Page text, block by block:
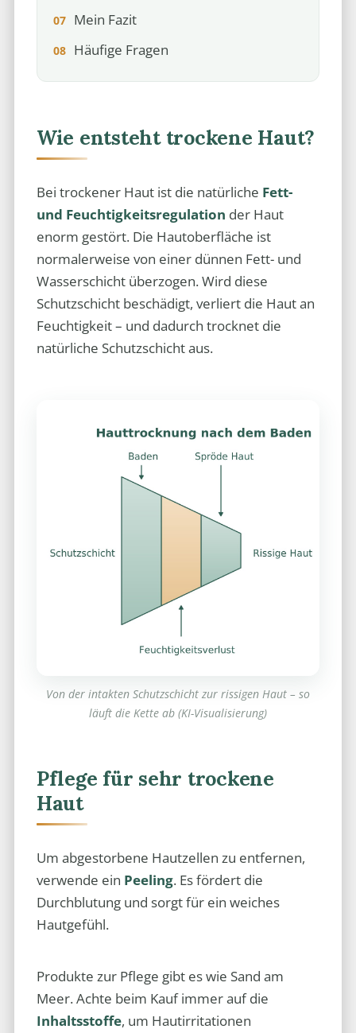
Mein Fazit
Häufige Fragen
Wie entsteht trockene Haut?
Bei trockener Haut ist die natürliche Fett-
und Feuchtigkeitsregulation der Haut
enorm gestört. Die Hautoberfläche ist
normalerweise von einer dünnen Fett- und
Wasserschicht überzogen. Wird diese
Schutzschicht beschädigt, verliert die Haut an
Feuchtigkeit – und dadurch trocknet die
natürliche Schutzschicht aus.
Von der intakten Schutzschicht zur rissigen Haut – so
läuft die Kette ab (KI-Visualisierung)
Pflege für sehr trockene
Haut
Um abgestorbene Hautzellen zu entfernen,
verwende ein Peeling. Es fördert die
Durchblutung und sorgt für ein weiches
Hautgefühl.
Produkte zur Pflege gibt es wie Sand am
Meer. Achte beim Kauf immer auf die
Inhaltsstoffe, um Hautirritationen